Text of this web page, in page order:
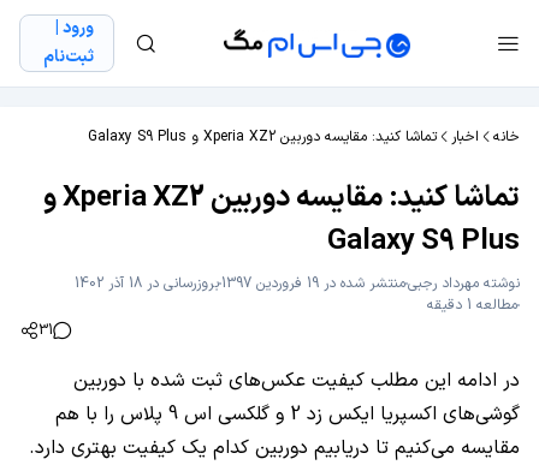
ورود |
ثبت‌نام
خانه اخبار تماشا کنید: مقایسه دوربین Xperia XZ2 و Galaxy S9 Plus
تماشا کنید: مقایسه دوربین Xperia XZ2 و
Galaxy S9 Plus
نوشته مهرداد رجبیمنتشر شده در 19 فروردین 1397
بروزرسانی در 18 آذر 1402
مطالعه 1 دقیقه
31
در ادامه این مطلب کیفیت عکس‌های ثبت شده با دوربین
گوشی‌های اکسپریا ایکس زد 2 و گلکسی اس 9 پلاس را با هم
مقایسه می‌کنیم تا دریابیم دوربین کدام یک کیفیت بهتری دارد.